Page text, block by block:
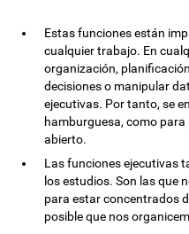
Estas funciones están
cualquier trabajo. En
organización,
decisiones o manipular
ejecutivas. Por tanto, se
hamburguesa, como
abierto.
Las funciones ejecutivas
los estudios. Son las que
para estar concentrados
posible que nos